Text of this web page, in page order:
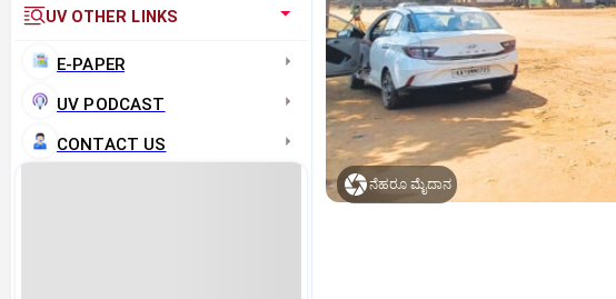
UV OTHER LINKS
E-PAPER
UV PODCAST
CONTACT US
ನೆಹರೂ ಮೈದಾನ